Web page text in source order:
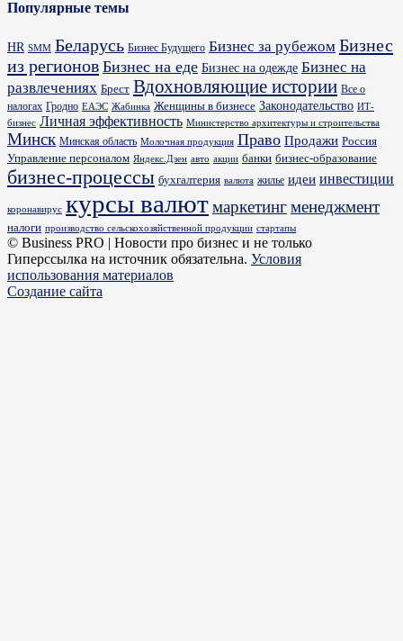
Популярные темы
HR SMM Беларусь Бизнес Будущего Бизнес за рубежом Бизнес
из регионов Бизнес на еде Бизнес на одежде Бизнес на
развлечениях Брест Вдохновляющие истории Все о
налогах Гродно ЕАЭС Жабинка Женщины в бизнесе Законодательство ИТ-
бизнес Личная эффективность Министерство архитектуры и строительства
Минск Минская область Молочная продукция Право Продажи Россия
Управление персоналом Яндекс.Дзен авто акции банки бизнес-образование
бизнес-процессы бухгалтерия валюта жилье идеи инвестиции
коронавирус курсы валютмаркетингменеджмент
налоги производство сельскохозяйственной продукции стартапы
© Business PRO | Новости про бизнес и не только
Гиперссылка на источник обязательна. Условия
использования материалов
Создание сайта